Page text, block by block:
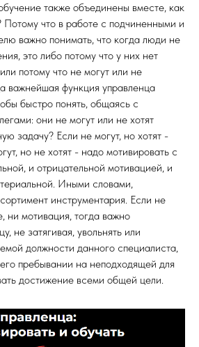
также объединены вместе, как
что в работе с подчиненными и
важно понимать, что когда люди не
это либо потому что у них нет
потому что не могут или не
важнейшая функция управленца
быстро понять, общаясь с
они не могут или не хотят
задачу? Если не могут, но хотят -
но не хотят - надо мотивировать с
и отрицательной мотивацией, и
Иными словами,
инструментария. Если не
ни мотивация, тогда важно
не затягивая, увольнять или
должности данного специалиста,
пребывании на неподходящей для
достижение всеми общей цели.